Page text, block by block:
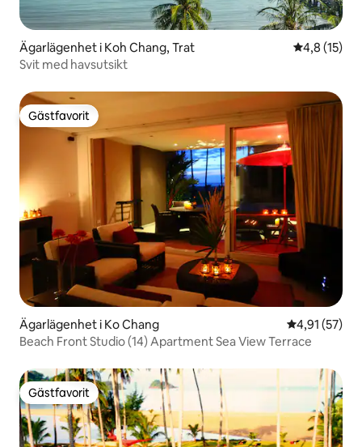
Ägarlägenhet i Koh Chang, Trat 4,8 av 5 i
4,8 (15)
Svit med havsutsikt
Gästfavorit
Gästfavorit
Ägarlägenhet i Ko Chang 4,91 av 5 i
4,91 (57)
Beach Front Studio (14) Apartment Sea View Terrace
Gästfavorit
Gästfavorit